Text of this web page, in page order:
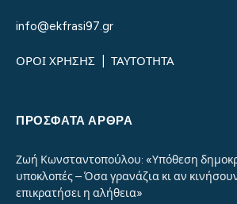
info@ekfrasi97.gr
ΟΡΟΙ ΧΡΗΣΗΣ ΤΑΥΤΟΤΗΤΑ
ΠΡΌΣΦΑΤΑ ΆΡΘΡΑ
Ζωή Κωνσταντοπούλου: «Υπόθεση
υποκλοπές – Όσα γρανάζια κι αν
επικρατήσει η αλήθεια»